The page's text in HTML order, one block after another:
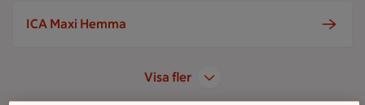
ICA Maxi Hemma
Visa fler